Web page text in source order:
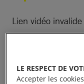
Lien vidéo invalide
Nous voulons
nos ambitions.
LE RESPECT DE
Accepter les